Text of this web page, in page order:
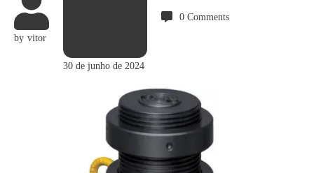
by vitor
30 de junho de 2024
0 Comments